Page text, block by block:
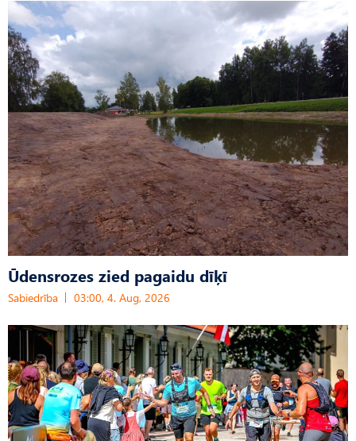
Ūdensrozes zied pagaidu dīķī
Sabiedrība 03:00, 4. Aug, 2026